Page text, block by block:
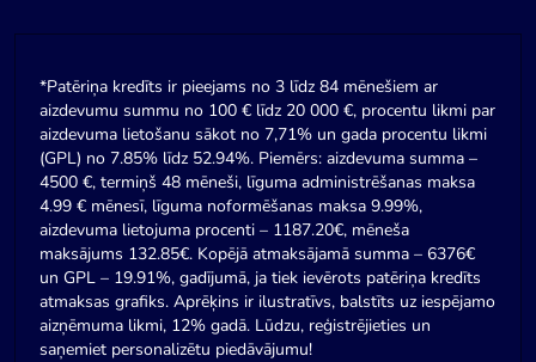
*Patēriņa kredīts ir pieejams no 3 līdz 84 mēnešiem ar
aizdevumu summu no 100 € līdz 20 000 €, procentu likmi par
aizdevuma lietošanu sākot no 7,71% un gada procentu likmi
(GPL) no 7.85% līdz 52.94%. Piemērs: aizdevuma summa –
4500 €, termiņš 48 mēneši, līguma administrēšanas maksa
4.99 € mēnesī, līguma noformēšanas maksa 9.99%,
aizdevuma lietojuma procenti – 1187.20€, mēneša
maksājums 132.85€. Kopējā atmaksājamā summa – 6376€
un GPL – 19.91%, gadījumā, ja tiek ievērots patēriņa kredīts
atmaksas grafiks. Aprēķins ir ilustratīvs, balstīts uz iespējamo
aizņēmuma likmi, 12% gadā. Lūdzu, reģistrējieties un
saņemiet personalizētu piedāvājumu!